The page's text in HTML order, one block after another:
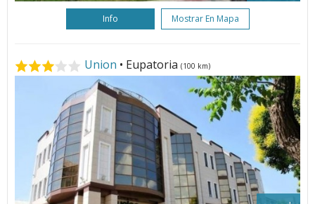
Info Mostrar En Mapa
Union • Eupatoria (100 km)